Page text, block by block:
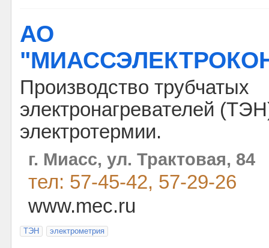
АО
Производство трубчатых
электронагревателей
электротермии.
г. Миасс, ул. Трактовая, 84
тел: 57-45-42, 57-29-26
www.mec.ru
ТЭН электрометрия